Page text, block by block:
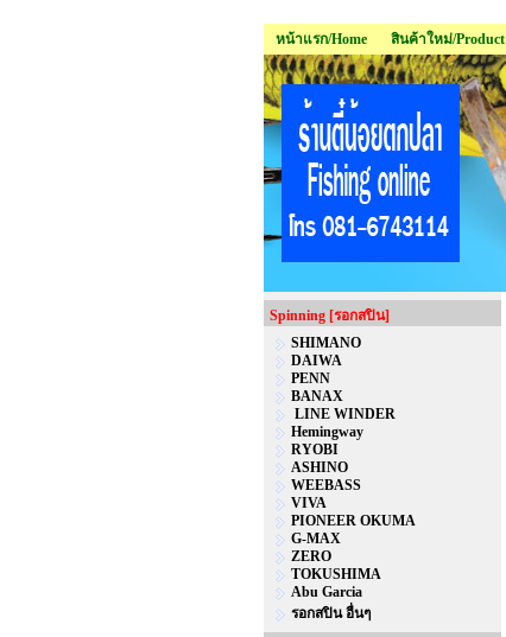
หน้าแรก/Home สินค้าใหม่/Product
Spinning [รอกสปิน]
SHIMANO
DAIWA
PENN
BANAX
LINE WINDER
Hemingway
RYOBI
ASHINO
WEEBASS
VIVA
PIONEER OKUMA
G-MAX
ZERO
TOKUSHIMA
Abu Garcia
รอกสปิน อื่นๆ